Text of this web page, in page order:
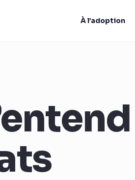
À l’adoption